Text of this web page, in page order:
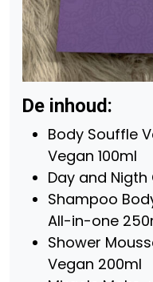
De inhoud:
Body Souffle
Vegan 100ml
Day and
Shampoo
All-in-one
Shower
Vegan 200ml